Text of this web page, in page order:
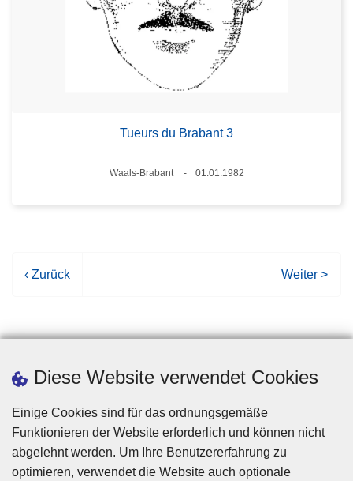
Diese Website verwendet Cookies
Einige Cookies sind für das ordnungsgemäße
Funktionieren der Website erforderlich und können nicht
abgelehnt werden. Um Ihre Benutzererfahrung zu
optimieren, verwendet die Website auch optionale
Tueurs du Brabant 3
Standort
Waals-Brabant
01.01.1982
V
h
g
e
S
e
‹ Zurück
N
h
t
e
i
t
Weiter >